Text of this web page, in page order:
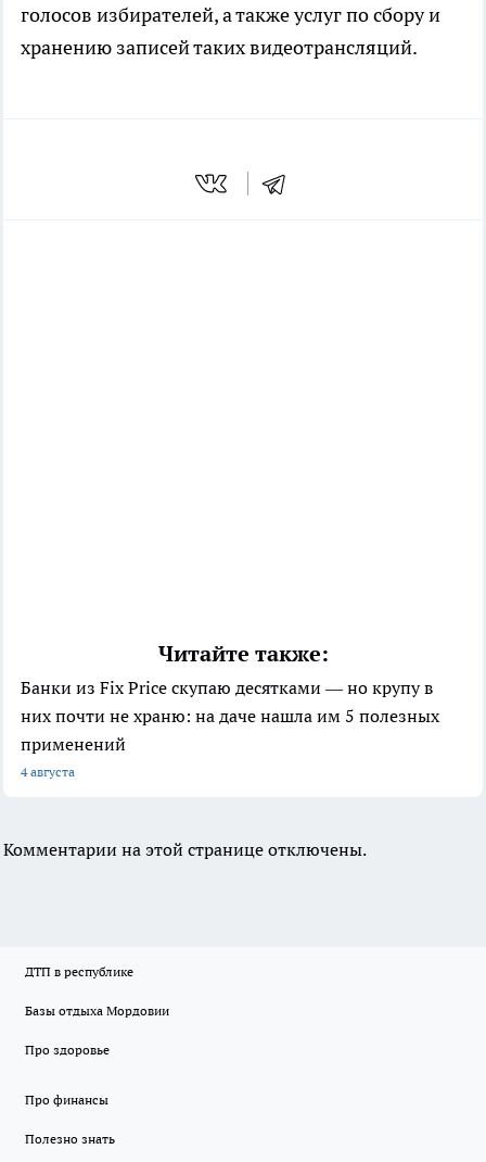
голосов избирателей, а также услуг по сбору и
хранению записей таких видеотрансляций.
Читайте также:
Банки из Fix Price скупаю десятками — но крупу в
них почти не храню: на даче нашла им 5 полезных
применений
4 августа
Комментарии на этой странице отключены.
ДТП в республике
Базы отдыха Мордовии
Про здоровье
Про финансы
Полезно знать